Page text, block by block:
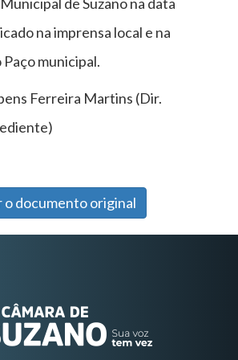
na imprensa local e na
municipal.
Ferreira Martins (Dir.
o documento original